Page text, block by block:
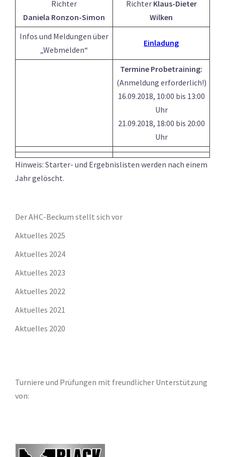
Richter
Daniela Ronzon-Simon
Richter Klaus-Dieter
Wilken
Infos und Meldungen über
„Webmelden“
Einladung
Termine Probetraining:
(Anmeldung erforderlich!)
16.09.2018, 10:00 bis 13:00
Uhr
21.09.2018, 18:00 bis 20:00
Uhr
Hinweis: Starter- und Ergebnislisten werden nach einem
Jahr gelöscht.
Der AHC-Beckum stellt sich vor
Aktuelles 2025
Aktuelles 2024
Aktuelles 2023
Aktuelles 2022
Aktuelles 2021
Aktuelles 2020
Turniere und Prüfungen mit freundlicher Unterstützung
von: